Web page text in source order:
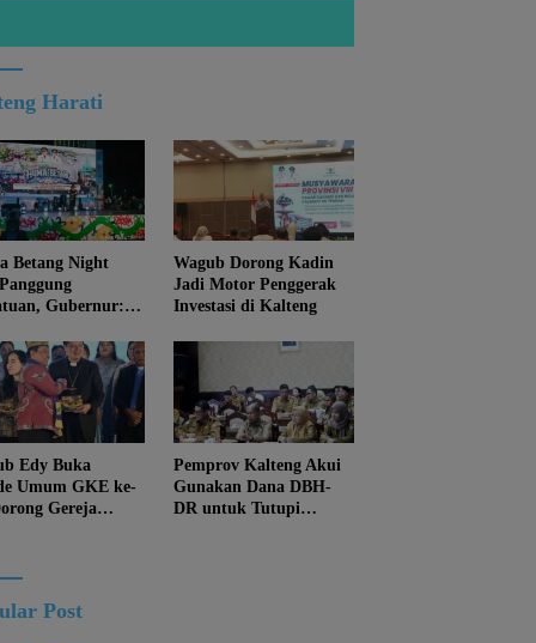
Harati
Betang Night
Gubernur:
Menghapus
Kalteng
Wagub Dorong Kadin
Jadi Motor Penggerak
Investasi di Kalteng
Edy Buka
Umum GKE ke-
Gereja
Pemprov Kalteng Akui
Gunakan Dana DBH-
DR untuk Tutupi
Post